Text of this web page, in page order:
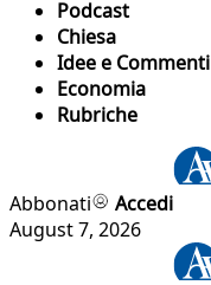
Podcast
Chiesa
Idee e Commenti
Economia
Rubriche
Abbonati
Accedi
August 7, 2026